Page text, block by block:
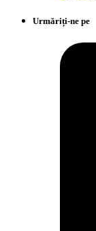
Urmăriți-ne pe